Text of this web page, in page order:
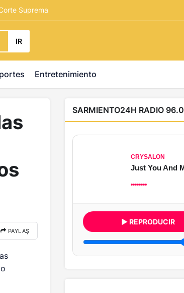
- tlcasino giriş
Suprema
IR
Entretenimiento
PAYLAŞ
SARMIENTO24H RADIO 96.0
CRYSALON
▶ REPRODUCIR